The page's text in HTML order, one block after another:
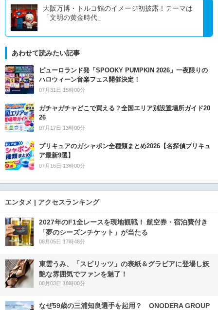
大阪万博・トルコ館のイメージ初披露！テーマは
「文明の黄金時代」
あわせて読みたい記事
ピューロランド発「SPOOKY PUMPKIN 2026」一夜限りの
ハロウィーン音楽フェス開催決定！
07月31日 15時00分
ガチャガチャどこで買える？全国エリア別設置場所ガイド20
26
07月17日 13時00分
プリキュアのガシャポン全種類まとめ2026【名探偵プリキュ
ア最新9選】
07月16日 13時00分
エンタメ | アクセスランキング
2027年のF1全レースを現地観戦！ 航空券・宿泊費付き
「夢のシーズンチケット」が当たる
08月05日 17時48分
東雲うみ、「スピリッツ」の表紙＆グラビアに登場し妖
艶な雰囲気でファンを魅了！
08月03日 18時00分
なぜ59歳の三浦知良選手を起用？ ONODERA GROUP